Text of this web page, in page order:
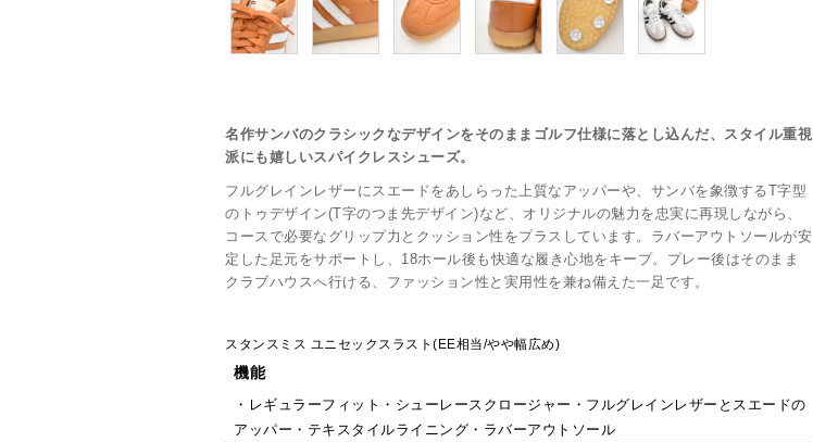
名作サンバのクラシックなデザインをそのままゴルフ仕様に落とし込んだ、スタイル重視
派にも嬉しいスパイクレスシューズ。
フルグレインレザーにスエードをあしらった上質なアッパーや、サンバを象徴するT字型
のトゥデザイン(T字のつま先デザイン)など、オリジナルの魅力を忠実に再現しながら、
コースで必要なグリップ力とクッション性をプラスしています。ラバーアウトソールが安
定した足元をサポートし、18ホール後も快適な履き心地をキープ。プレー後はそのまま
クラブハウスへ行ける、ファッション性と実用性を兼ね備えた一足です。
スタンスミス ユニセックスラスト(EE相当/やや幅広め)
機能
・レギュラーフィット・シューレースクロージャー・フルグレインレザーとスエードの
アッパー・テキスタイルライニング・ラバーアウトソール